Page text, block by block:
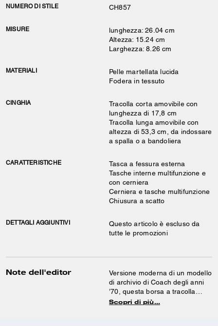
NUMERO DI STILE CH857
MISURE
lunghezza: 26.04 cm
Altezza: 15.24 cm
Larghezza: 8.26 cm
MATERIALI
Pelle martellata lucida
Fodera in tessuto
CINGHIA
Tracolla corta amovibile con
lunghezza di 17,8 cm
Tracolla lunga amovibile con
altezza di 53,3 cm, da indossare
a spalla o a bandoliera
CARATTERISTICHE
Tasca a fessura esterna
Tasche interne multifunzione e
con cerniera
Cerniera e tasche multifunzione
Chiusura a scatto
DETTAGLI AGGIUNTIVI
Questo articolo è escluso da
tutte le promozioni
Note dell'editor
Versione moderna di un modello
di archivio di Coach degli anni
’70, questa borsa a tracolla
Tabby strutturata è realizzata in
Scopri di più…